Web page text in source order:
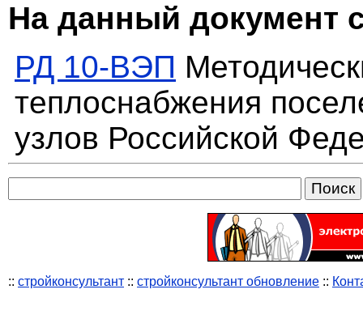
На данный документ
РД 10-ВЭП
теплоснабжения
узлов Российской
:: стройконсультант :: стройконсультант обновление ::